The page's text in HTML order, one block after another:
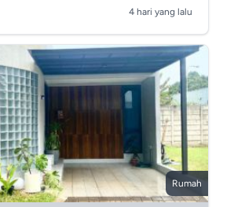
4 hari yang lalu
Rumah